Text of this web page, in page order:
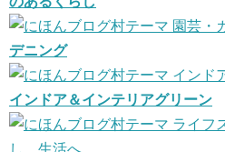
デニング
インドア＆インテリアグリーン